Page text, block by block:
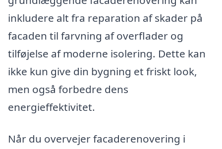
inkludere alt fra reparation af skader på
facaden til farvning af overflader og
tilføjelse af moderne isolering. Dette kan
ikke kun give din bygning et friskt look,
men også forbedre dens
energieffektivitet.
Når du overvejer facaderenovering i